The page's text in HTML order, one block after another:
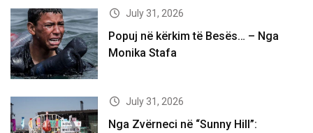
July 31, 2026
Popuj në kërkim të Besës… – Nga
Monika Stafa
July 31, 2026
Nga Zvërneci në “Sunny Hill”: